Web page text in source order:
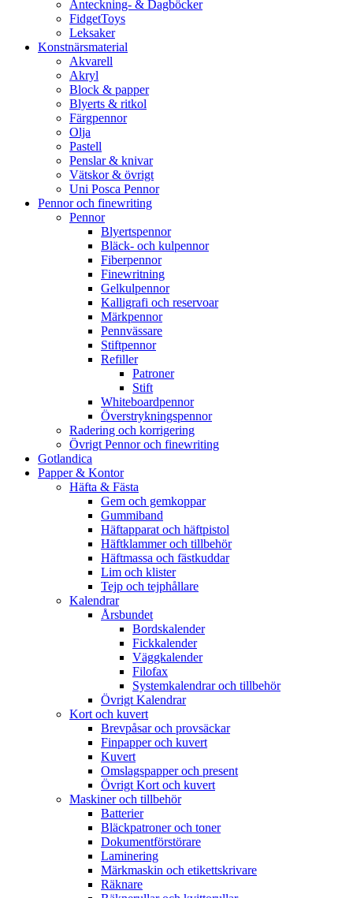
Anteckning- & Dagböcker
FidgetToys
Leksaker
Konstnärsmaterial
Akvarell
Akryl
Block & papper
Blyerts & ritkol
Färgpennor
Olja
Pastell
Penslar & knivar
Vätskor & övrigt
Uni Posca Pennor
Pennor och finewriting
Pennor
Blyertspennor
Bläck- och kulpennor
Fiberpennor
Finewritning
Gelkulpennor
Kalligrafi och reservoar
Märkpennor
Pennvässare
Stiftpennor
Refiller
Patroner
Stift
Whiteboardpennor
Överstrykningspennor
Radering och korrigering
Övrigt Pennor och finewriting
Gotlandica
Papper & Kontor
Häfta & Fästa
Gem och gemkoppar
Gummiband
Häftapparat och häftpistol
Häftklammer och tillbehör
Häftmassa och fästkuddar
Lim och klister
Tejp och tejphållare
Kalendrar
Årsbundet
Bordskalender
Fickkalender
Väggkalender
Filofax
Systemkalendrar och tillbehör
Övrigt Kalendrar
Kort och kuvert
Brevpåsar och provsäckar
Finpapper och kuvert
Kuvert
Omslagspapper och present
Övrigt Kort och kuvert
Maskiner och tillbehör
Batterier
Bläckpatroner och toner
Dokumentförstörare
Laminering
Märkmaskin och etikettskrivare
Räknare